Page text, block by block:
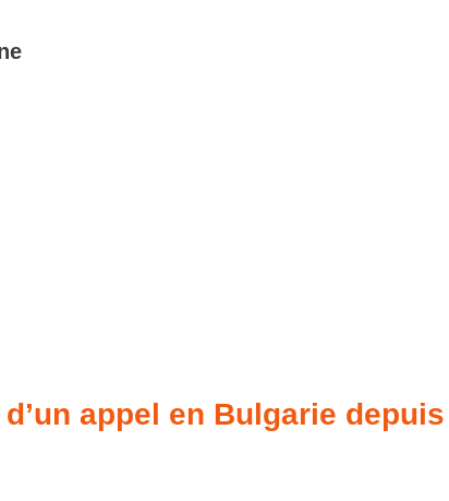
appel en Bulgarie